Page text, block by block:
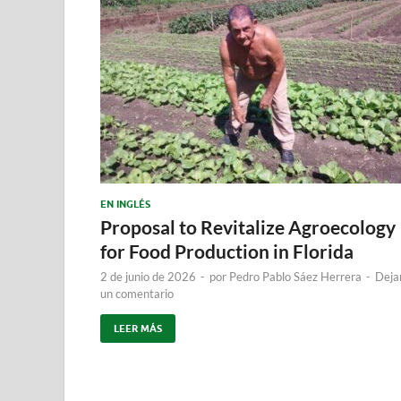
EN INGLÉS
Proposal to Revitalize Agroecology
for Food Production in Florida
2 de junio de 2026 - por Pedro Pablo Sáez Herrera -
un comentario
LEER MÁS